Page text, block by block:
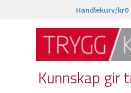
Handlekurv/kr0
Kunnskap gir